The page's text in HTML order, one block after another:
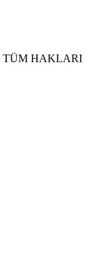
TÜM HAKLARI